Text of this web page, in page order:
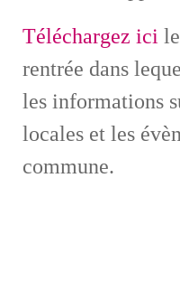
Téléchargez ici
rentrée dans
les informations
locales et les
commune.